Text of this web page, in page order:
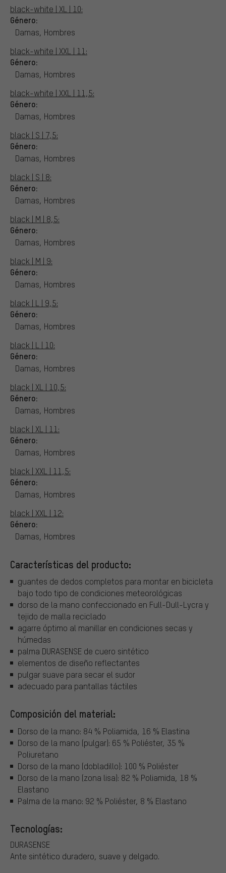
black-white | XL | 10:
Género:
Damas, Hombres
black-white | XXL | 11:
Género:
Damas, Hombres
black-white | XXL | 11,5:
Género:
Damas, Hombres
black | S | 7,5:
Género:
Damas, Hombres
black | S | 8:
Género:
Damas, Hombres
black | M | 8,5:
Género:
Damas, Hombres
black | M | 9:
Género:
Damas, Hombres
black | L | 9,5:
Género:
Damas, Hombres
black | L | 10:
Género:
Damas, Hombres
black | XL | 10,5:
Género:
Damas, Hombres
black | XL | 11:
Género:
Damas, Hombres
black | XXL | 11,5:
Género:
Damas, Hombres
black | XXL | 12:
Género:
Damas, Hombres
Características del producto:
guantes de dedos completos para montar en bicicleta
bajo todo tipo de condiciones meteorológicas
dorso de la mano confeccionado en Full-Dull-Lycra y
tejido de malla reciclado
agarre óptimo al manillar en condiciones secas y
húmedas
palma DURASENSE de cuero sintético
elementos de diseño reflectantes
pulgar suave para secar el sudor
adecuado para pantallas táctiles
Composición del material:
Dorso de la mano: 84 % Poliamida, 16 % Elastina
Dorso de la mano (pulgar): 65 % Poliéster, 35 %
Poliuretano
Dorso de la mano (dobladillo): 100 % Poliéster
Dorso de la mano (zona lisa): 82 % Poliamida, 18 %
Elastano
Palma de la mano: 92 % Poliéster, 8 % Elastano
Tecnologías:
DURASENSE
Ante sintético duradero, suave y delgado.